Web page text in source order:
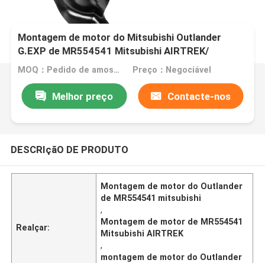
Montagem de motor do Mitsubishi Outlander
G.EXP de MR554541 Mitsubishi AIRTREK/
MOQ：Pedido de amostra ou teste é aceito Preço：Negociável
Melhor preço Contacte-nos
DESCRIçãO DE PRODUTO
Realçar:
Montagem de motor do Outlander
de MR554541 mitsubishi
,
Montagem de motor de MR554541
Mitsubishi AIRTREK
,
montagem de motor do Outlander